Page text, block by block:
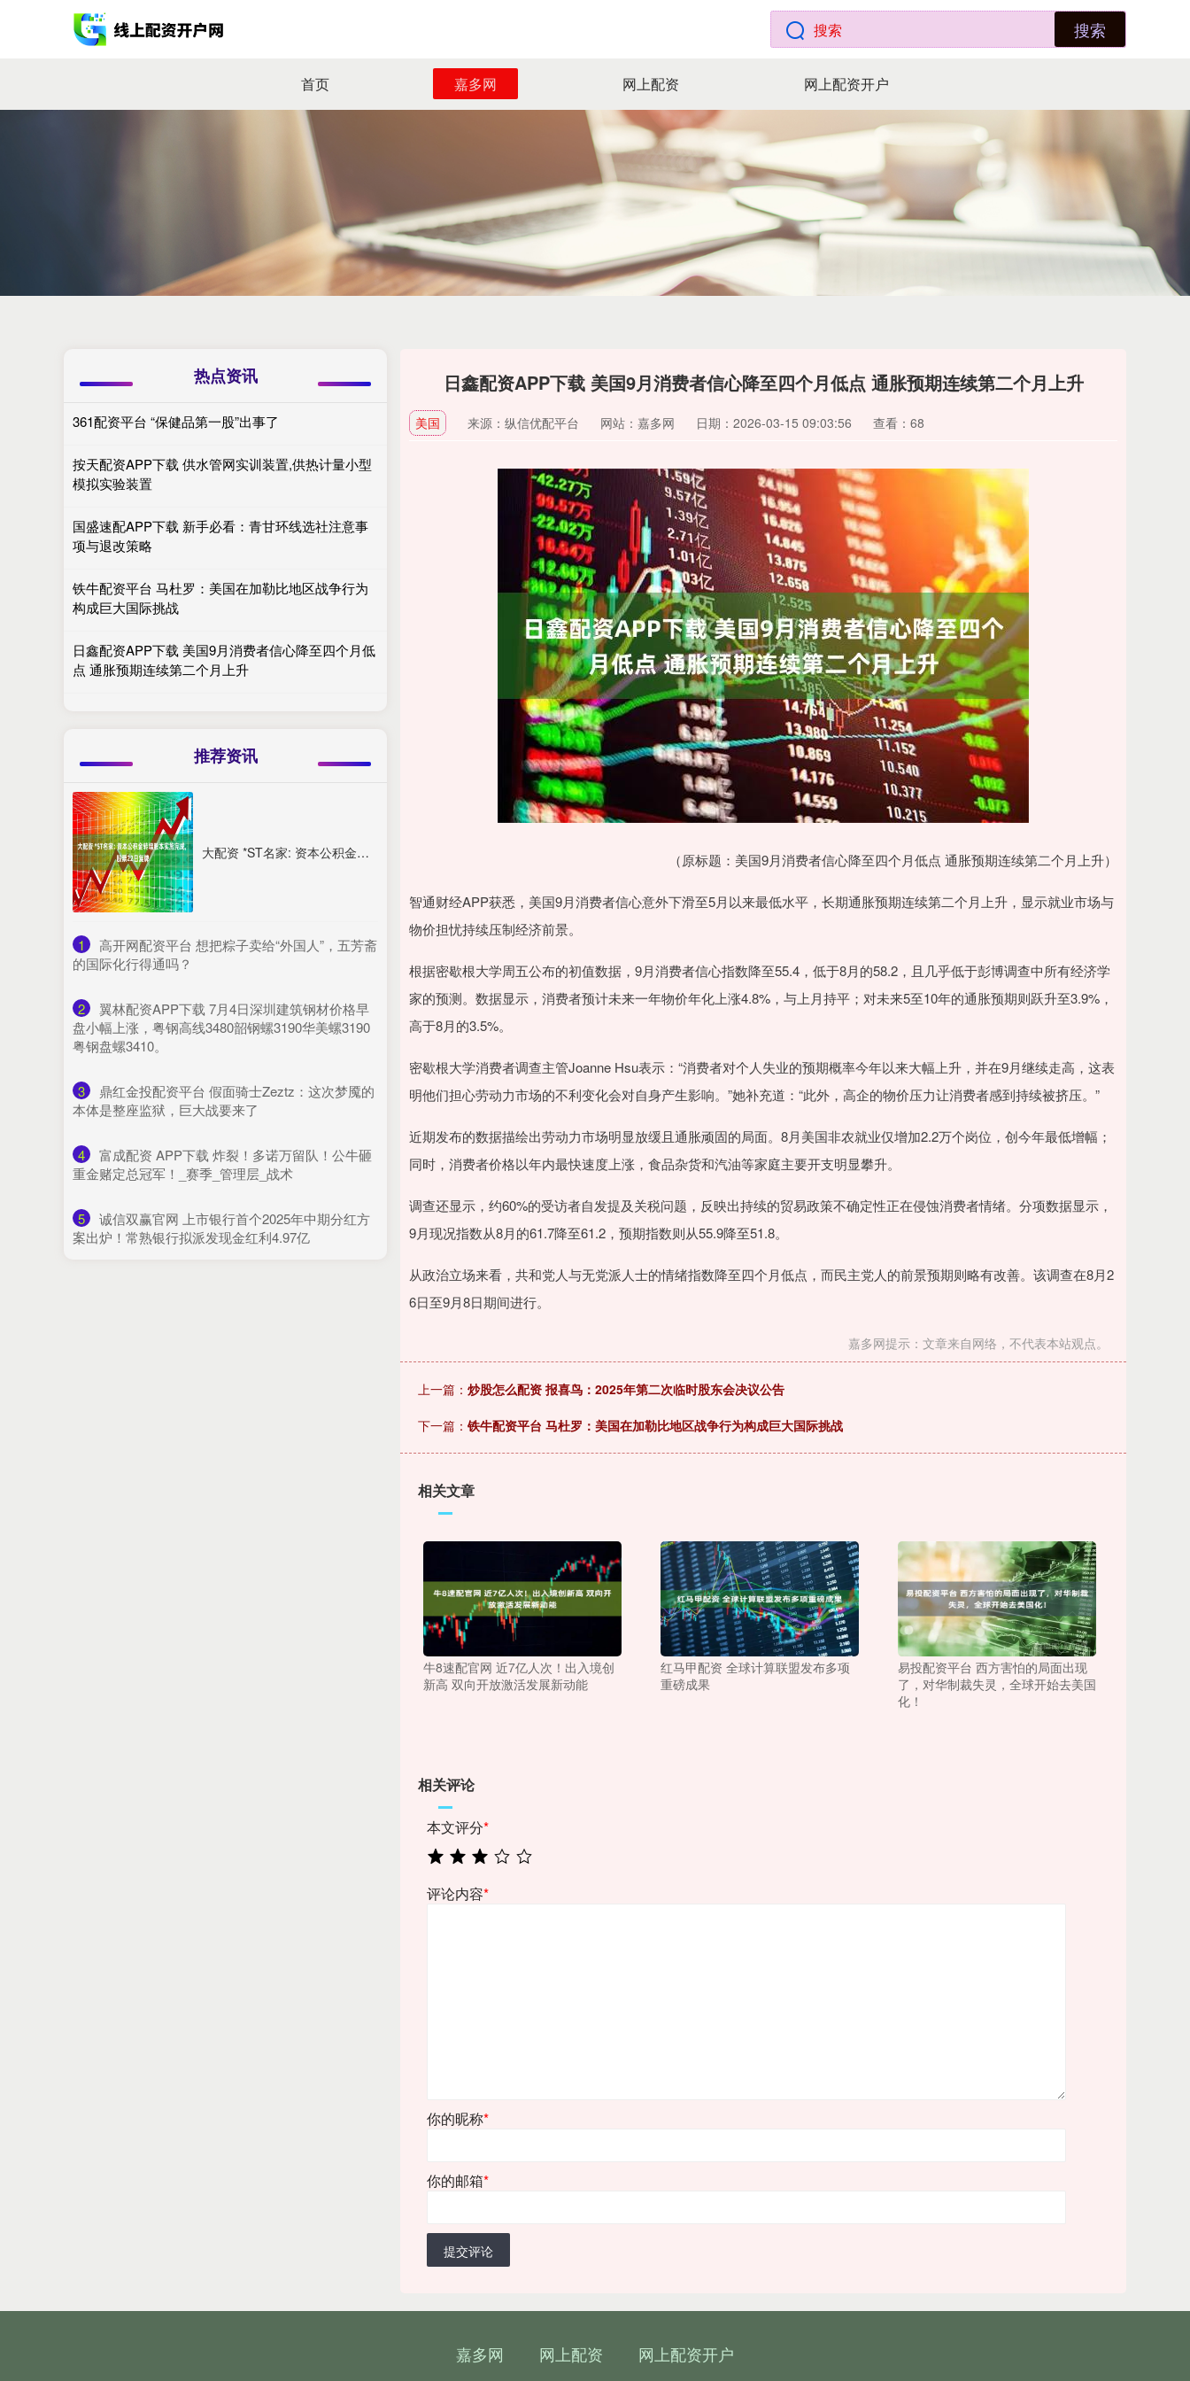
搜索
首页 嘉多网 网上配资 网上配资开户
日鑫配资APP下载 美国9月消费者信心降至四个月低点 通胀预期连续第二个月上升
美国 来源：纵信优配平台 网站：嘉多网 日期：2026-03-15 09:03:56 查看：68
（原标题：美国9月消费者信心降至四个月低点 通胀预期连续第二个月上升）
智通财经APP获悉，美国9月消费者信心意外下滑至5月以来最低水平，长期通胀预期连续第二个月上升，显示就业市场与
物价担忧持续压制经济前景。
根据密歇根大学周五公布的初值数据，9月消费者信心指数降至55.4，低于8月的58.2，且几乎低于彭博调查中所有经济学
家的预测。数据显示，消费者预计未来一年物价年化上涨4.8%，与上月持平；对未来5至10年的通胀预期则跃升至3.9%，
高于8月的3.5%。
密歇根大学消费者调查主管Joanne Hsu表示：“消费者对个人失业的预期概率今年以来大幅上升，并在9月继续走高，这表
明他们担心劳动力市场的不利变化会对自身产生影响。”她补充道：“此外，高企的物价压力让消费者感到持续被挤压。”
近期发布的数据描绘出劳动力市场明显放缓且通胀顽固的局面。8月美国非农就业仅增加2.2万个岗位，创今年最低增幅；
同时，消费者价格以年内最快速度上涨，食品杂货和汽油等家庭主要开支明显攀升。
调查还显示，约60%的受访者自发提及关税问题，反映出持续的贸易政策不确定性正在侵蚀消费者情绪。分项数据显示，
9月现况指数从8月的61.7降至61.2，预期指数则从55.9降至51.8。
从政治立场来看，共和党人与无党派人士的情绪指数降至四个月低点，而民主党人的前景预期则略有改善。该调查在8月2
6日至9月8日期间进行。
嘉多网提示：文章来自网络，不代表本站观点。
上一篇： 炒股怎么配资 报喜鸟：2025年第二次临时股东会决议公告
下一篇： 铁牛配资平台 马杜罗：美国在加勒比地区战争行为构成巨大国际挑战
相关文章
牛8速配官网 近7亿人次！出入境创
新高 双向开放激活发展新动能
红马甲配资 全球计算联盟发布多项
重磅成果
易投配资平台 西方害怕的局面出现
了，对华制裁失灵，全球开始去美国
化！
相关评论
本文评分*
评论内容*
你的昵称*
你的邮箱*
提交评论
热点资讯
361配资平台 “保健品第一股”出事了
按天配资APP下载 供水管网实训装置,供热计量小型
模拟实验装置
国盛速配APP下载 新手必看：青甘环线选社注意事
项与退改策略
铁牛配资平台 马杜罗：美国在加勒比地区战争行为
构成巨大国际挑战
日鑫配资APP下载 美国9月消费者信心降至四个月低
点 通胀预期连续第二个月上升
推荐资讯
大配资 *ST名家: 资本公积金转增股本实施完成, 股票22日复牌
1
​高开网配资平台 想把粽子卖给“外国人”，五芳斋
的国际化行得通吗？
2
​翼林配资APP下载 7月4日深圳建筑钢材价格早
盘小幅上涨，粤钢高线3480韶钢螺3190华美螺3190
粤钢盘螺3410。
3
​鼎红金投配资平台 假面骑士Zeztz：这次梦魇的
本体是整座监狱，巨大战要来了
4
​富成配资 APP下载 炸裂！多诺万留队！公牛砸
重金赌定总冠军！_赛季_管理层_战术
5
​诚信双赢官网 上市银行首个2025年中期分红方
案出炉！常熟银行拟派发现金红利4.97亿
嘉多网 网上配资 网上配资开户